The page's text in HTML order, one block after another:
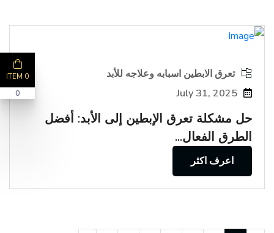
تعرق الابطين اسبابه وعلاجه للأبد
July 31, 2025
حل مشكلة تعرق الإبطين إلى الأبد: أفضل
الطرق الفعال...
اعرف اكثر
0 ITEM
0